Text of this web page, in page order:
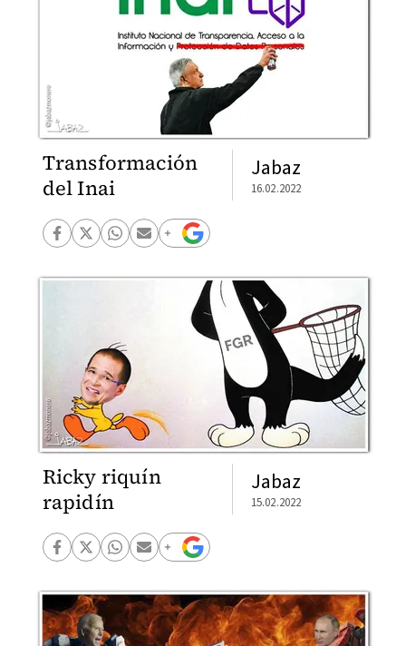
Transformación
del Inai
Jabaz
16.02.2022
Ricky riquín
rapidín
Jabaz
15.02.2022